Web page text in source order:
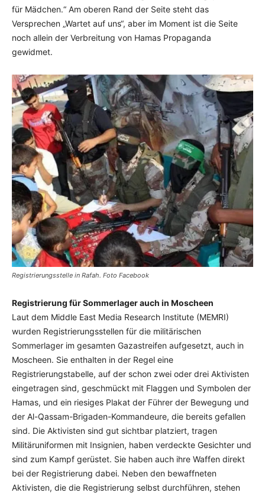
für Mädchen.“ Am oberen Rand der Seite steht das
Versprechen „Wartet auf uns“, aber im Moment ist die Seite
noch allein der Verbreitung von Hamas Propaganda
gewidmet.
Registrierungsstelle in Rafah. Foto Facebook
Registrierung für Sommerlager auch in Moscheen
Laut dem Middle East Media Research Institute (MEMRI)
wurden Registrierungsstellen für die militärischen
Sommerlager im gesamten Gazastreifen aufgesetzt, auch in
Moscheen. Sie enthalten in der Regel eine
Registrierungstabelle, auf der schon zwei oder drei Aktivisten
eingetragen sind, geschmückt mit Flaggen und Symbolen der
Hamas, und ein riesiges Plakat der Führer der Bewegung und
der Al-Qassam-Brigaden-Kommandeure, die bereits gefallen
sind. Die Aktivisten sind gut sichtbar platziert, tragen
Militäruniformen mit Insignien, haben verdeckte Gesichter und
sind zum Kampf gerüstet. Sie haben auch ihre Waffen direkt
bei der Registrierung dabei. Neben den bewaffneten
Aktivisten, die die Registrierung selbst durchführen, stehen